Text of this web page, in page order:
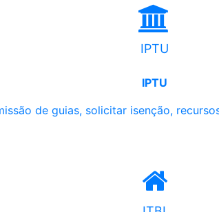
IPTU
IPTU
de guias, solicitar isenção,